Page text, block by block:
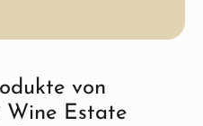
von
Wine Estate